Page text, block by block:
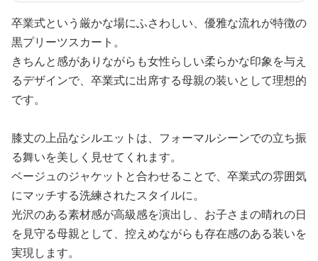
卒業式という厳かな場にふさわしい、優雅な流れが特徴の
黒プリーツスカート。
きちんと感がありながらも女性らしい柔らかな印象を与え
るデザインで、卒業式に出席する母親の装いとして理想的
です。
膝丈の上品なシルエットは、フォーマルシーンでの立ち振
る舞いを美しく見せてくれます。
ベージュのジャケットと合わせることで、卒業式の雰囲気
にマッチする洗練されたスタイルに。
光沢のある素材感が高級感を演出し、お子さまの晴れの日
を見守る母親として、控えめながらも存在感のある装いを
実現します。